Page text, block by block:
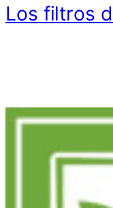
Los filtros